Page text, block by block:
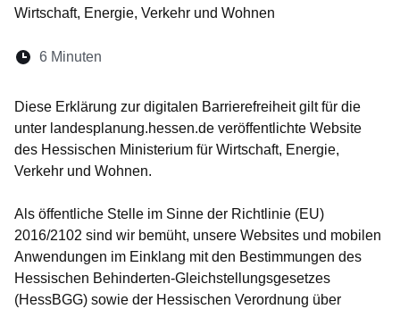
Wirtschaft, Energie, Verkehr und Wohnen
Lesedauer:
6 Minuten
Diese Erklärung zur digitalen Barrierefreiheit gilt für die
unter landesplanung.hessen.de veröffentlichte Website
des Hessischen Ministerium für Wirtschaft, Energie,
Verkehr und Wohnen.
Als öffentliche Stelle im Sinne der Richtlinie (EU)
2016/2102 sind wir bemüht, unsere Websites und mobilen
Anwendungen im Einklang mit den Bestimmungen des
Hessischen Behinderten-Gleichstellungsgesetzes
(HessBGG) sowie der Hessischen Verordnung über